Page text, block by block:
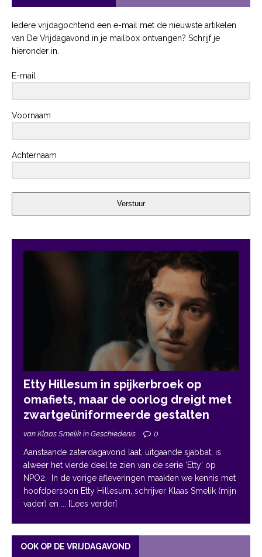
Iedere vrijdagochtend een e-mail met de nieuwste artikelen
van De Vrijdagavond in je mailbox ontvangen? Schrijf je
hieronder in.
E-mail
Voornaam
Achternaam
Verstuur
Etty Hillesum in spijkerbroek op
omafiets, maar de oorlog dreigt met
zwartgeüniformeerde gestalten
van Klaas Smelik in Geschiedenis 0
Aanstaande zaterdagavond laat, uitgaande sjabbat, is
alweer het vierde deel te zien van de serie ‘Etty’ op
NPO2. In de vorige afleveringen maakten we kennis met
hoofdpersoon Etty Hillesum, schrijver Klaas Smelik (mijn
vader) en ... [Lees verder]
OOK OP DE VRIJDAGAVOND